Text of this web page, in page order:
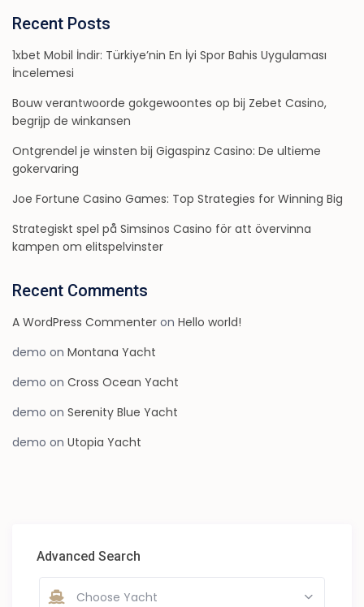
Recent Posts
1xbet Mobil İndir: Türkiye’nin En İyi Spor Bahis Uygulaması
İncelemesi
Bouw verantwoorde gokgewoontes op bij Zebet Casino,
begrijp de winkansen
Ontgrendel je winsten bij Gigaspinz Casino: De ultieme
gokervaring
Joe Fortune Casino Games: Top Strategies for Winning Big
Strategiskt spel på Simsinos Casino för att övervinna
kampen om elitspelvinster
Recent Comments
A WordPress Commenter onHello world!
demo onMontana Yacht
demo onCross Ocean Yacht
demo onSerenity Blue Yacht
demo onUtopia Yacht
Advanced Search
Choose Yacht